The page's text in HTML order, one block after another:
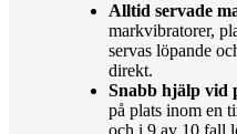
Alltid servade
markvibratorer,
servas löpande
direkt.
Snabb hjälp vid
på plats inom en